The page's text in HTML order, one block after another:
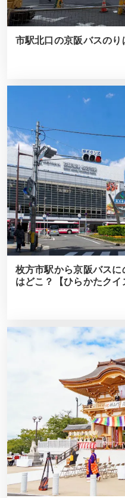
市駅北口の京阪バスの
枚方市駅から京阪バス
はどこ？【ひらかたクイ